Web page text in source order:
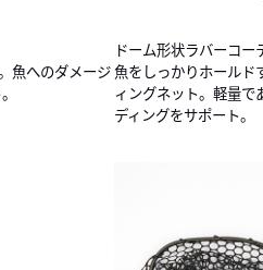
魚へのダメージ
ドーム形状ラバーコー
魚をしっかりホール
ィングネット。軽量
ディングをサポート。